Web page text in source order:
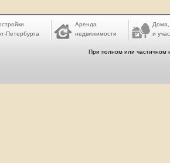
Петербурга
Аренда
недвижимости
Дома,
и
При полном или частичном